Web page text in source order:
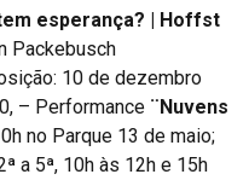
esperança? | Hoffst
Packebusch
10 de dezembro
– Performance ¨Nuvens
no Parque 13 de maio;
a 5ª, 10h às 12h e 15h